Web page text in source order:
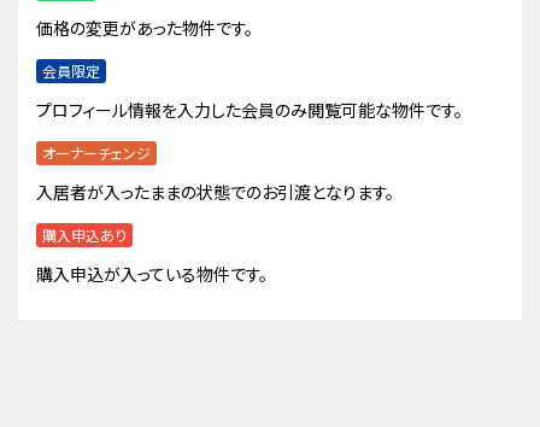
価格の変更があった物件です。
会員限定
プロフィール情報を入力した会員のみ閲覧可能な物件です。
オーナーチェンジ
入居者が入ったままの状態でのお引渡となります。
購入申込あり
購入申込が入っている物件です。